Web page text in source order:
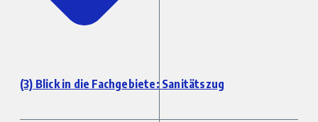
(3) Blick in die Fachgebiete: Sanitätszug